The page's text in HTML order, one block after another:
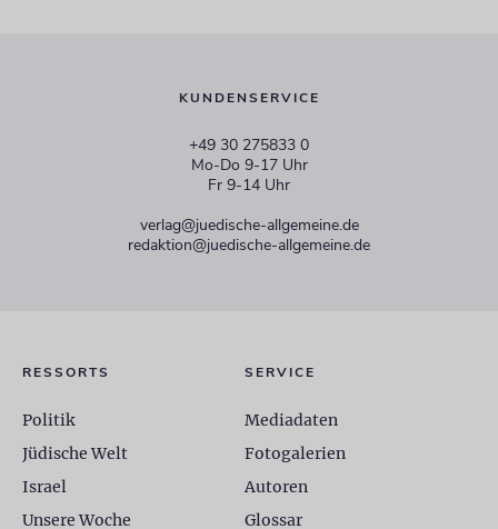
KUNDENSERVICE
+49 30 275833 0
Mo-Do 9-17 Uhr
Fr 9-14 Uhr
verlag@juedische-allgemeine.de
redaktion@juedische-allgemeine.de
RESSORTS
Politik
Jüdische Welt
Israel
Unsere Woche
SERVICE
Mediadaten
Fotogalerien
Autoren
Glossar